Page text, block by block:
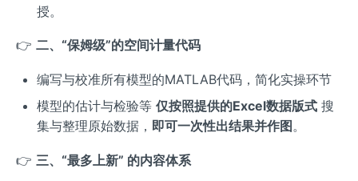
授。
👉 二、“保姆级”的空间计量代码
编写与校准所有模型的MATLAB代码，简化实操环节
模型的估计与检验等 仅按照提供的Excel数据版式搜
集与整理原始数据， 即可一次性出结果并作图。
👉 三、“最多上新” 的内容体系